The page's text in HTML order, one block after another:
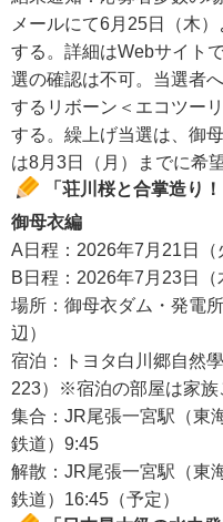
メールにて6月25日（木
する。詳細はWebサイト
選の確認は不可。当選者
するリボーン＜エコツー
する。繰上げ当選は、御
は8月3日（月）までに希
「荘川桜と合掌造り
御母衣編
A日程：2026年7月21日（
B日程：2026年7月23日
場所：御母衣ダム・発電
辺）
宿泊：トヨタ白川郷自然
223）※宿泊の部屋は家族
集合：JR尾張一宮駅（東
鉄道）9:45
解散：JR尾張一宮駅（東
鉄道）16:45（予定）